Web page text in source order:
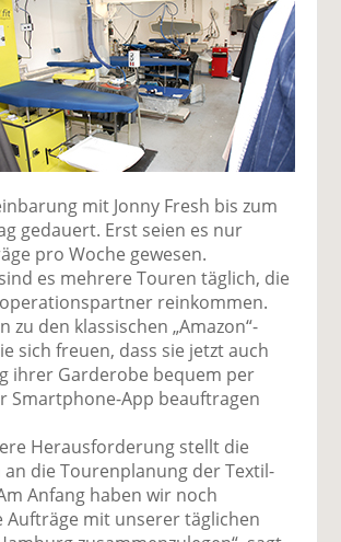
mit Jonny Fresh bis zum
gedauert. Erst seien es nur
pro Woche gewesen.
es mehrere Touren täglich, die
reinkommen.
zu den klassischen „Amazon“-
sich freuen, dass sie jetzt auch
ihrer Garderobe bequem per
Smartphone-App beauftragen
Herausforderung stellt die
die Tourenplanung der Textil­
Anfang haben wir noch
Aufträge mit unserer täglichen